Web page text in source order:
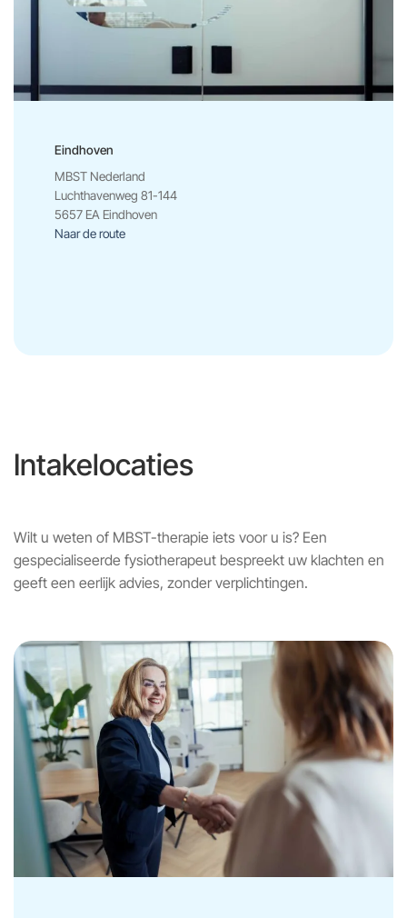
Eindhoven
MBST Nederland
Luchthavenweg 81-144
5657 EA Eindhoven
Naar de route
Intakelocaties
Wilt u weten of MBST-therapie iets voor u is? Een
gespecialiseerde fysiotherapeut bespreekt uw klachten en
geeft een eerlijk advies, zonder verplichtingen.